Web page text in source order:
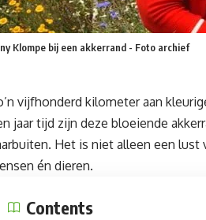
Klompe bij een akkerrand - Foto archief
vijfhonderd kilometer aan
jaar tijd zijn deze bloeiende
Het is niet alleen een
én dieren.
Contents